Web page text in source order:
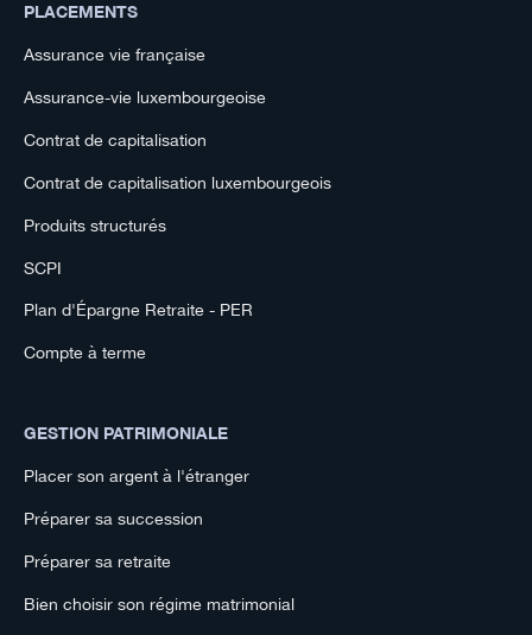
PLACEMENTS
Assurance vie française
Assurance-vie luxembourgeoise
Contrat de capitalisation
Contrat de capitalisation luxembourgeois
Produits structurés
SCPI
Plan d'Épargne Retraite - PER
Compte à terme
GESTION PATRIMONIALE
Placer son argent à l'étranger
Préparer sa succession
Préparer sa retraite
Bien choisir son régime matrimonial